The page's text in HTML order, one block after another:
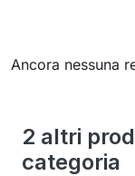
Ancora nessuna
2 altri
categoria